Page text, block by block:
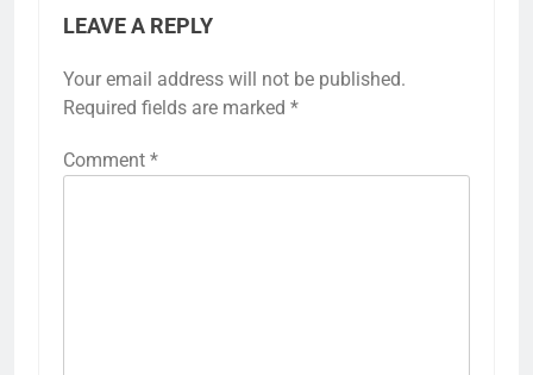
LEAVE A REPLY
Your email address will not be published.
Required fields are marked *
Comment *